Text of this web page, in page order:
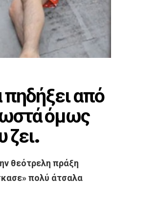
πηδήξει από
όμως
ζει.
θεότρελη πράξη
πολύ άτσαλα